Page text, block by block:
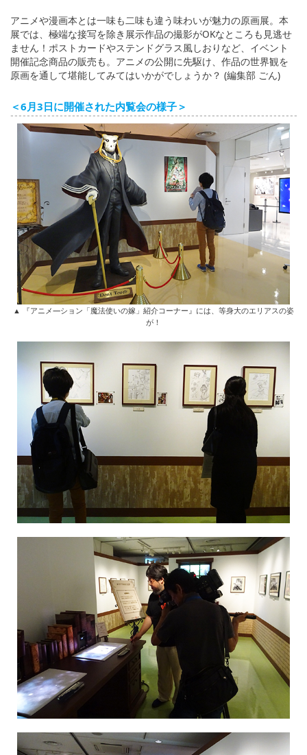
アニメや漫画本とは一味も二味も違う味わいが魅力の原画展。本
展では、極端な接写を除き展示作品の撮影がOKなところも見逃せ
ません！ポストカードやステンドグラス風しおりなど、イベント
開催記念商品の販売も。アニメの公開に先駆け、作品の世界観を
原画を通して堪能してみてはいかがでしょうか？ (編集部 ごん)
＜6月3日に開催された内覧会の様子＞
▲ 『アニメ―ション「魔法使いの嫁」紹介コーナー』には、等身大のエリアスの姿
が！